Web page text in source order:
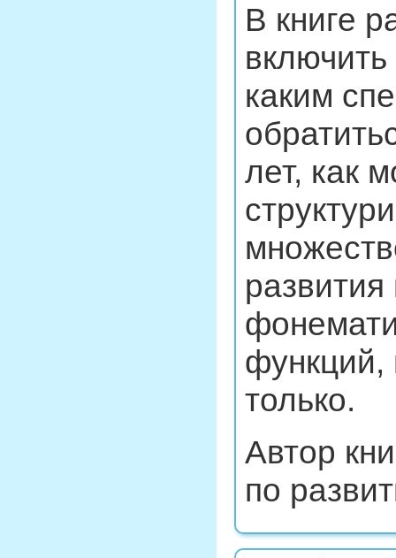
В книге
каким
лет, как
функций,
только.
Автор
по